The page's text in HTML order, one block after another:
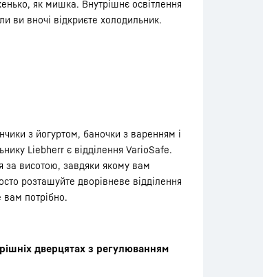
як мишка. Внутрішнє освітлення
ви вночі відкриєте холодильник.
з йогуртом, баночки з варенням і
Liebherr є відділення VarioSafe.
за висотою, завдяки якому вам
розташуйте дворівневе відділення
вам потрібно.
дверцятах з регулюванням